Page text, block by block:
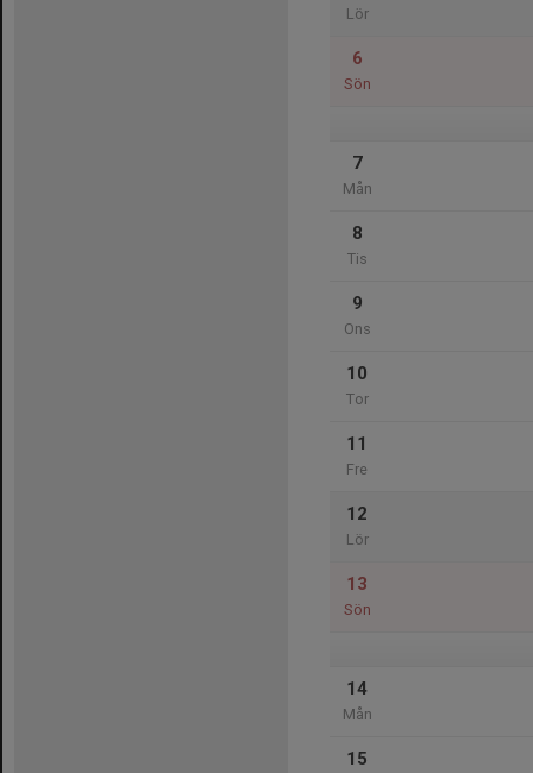
Lör
6
Sön
7
Mån
8
Tis
9
Ons
10
Tor
11
Fre
12
Lör
13
Sön
14
Mån
15